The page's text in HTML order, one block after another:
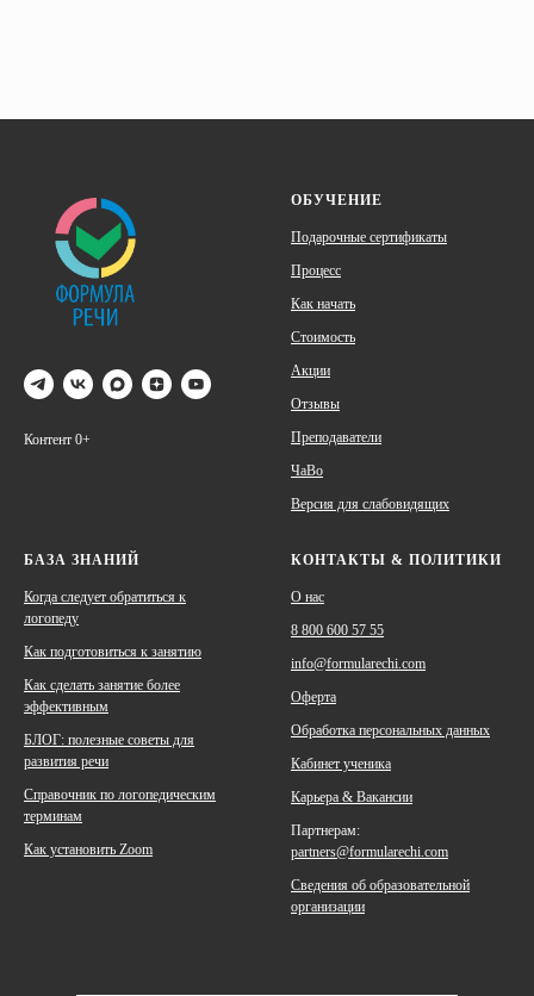
Контент 0+
ОБУЧЕНИЕ
Подарочные сертификаты
Процесс
Как начать
Стоимость
Акции
Отзывы
Преподаватели
ЧаВо
Версия для слабовидящих
БАЗА ЗНАНИЙ
Когда следует обратиться к
логопеду
Как подготовиться к занятию
Как сделать занятие более
эффективным
БЛОГ: полезные советы для
развития речи
Справочник по логопедическим
терминам
Как установить Zoom
КОНТАКТЫ & ПОЛИТИКИ
О наc
8 800 600 57 55
info@formularechi.com
Оферта
Обработка персональных данных
Кабинет ученика
Карьера & Вакансии
Партнерам:
partners@formularechi.com
Сведения об образовательной
организации